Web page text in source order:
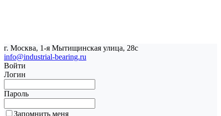
г. Москва, 1-я Мытищинская улица, 28с
info@industrial-bearing.ru
Войти
Логин
Пароль
Запомнить меня